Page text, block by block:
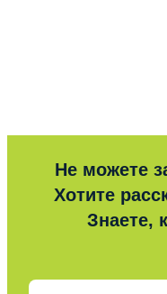
Не можете
Хотите
Знаете,